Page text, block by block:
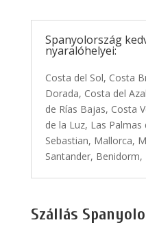
Spanyolország
nyaralóhelyei:
Costa del Sol, Costa
Dorada, Costa del
de Rías Bajas, Costa
de la Luz, Las Palmas
Sebastian, Mallorca,
Santander, Benidorm,
Szállás